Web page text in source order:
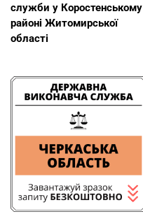
служби у Коростенському
районі Житомирської
області